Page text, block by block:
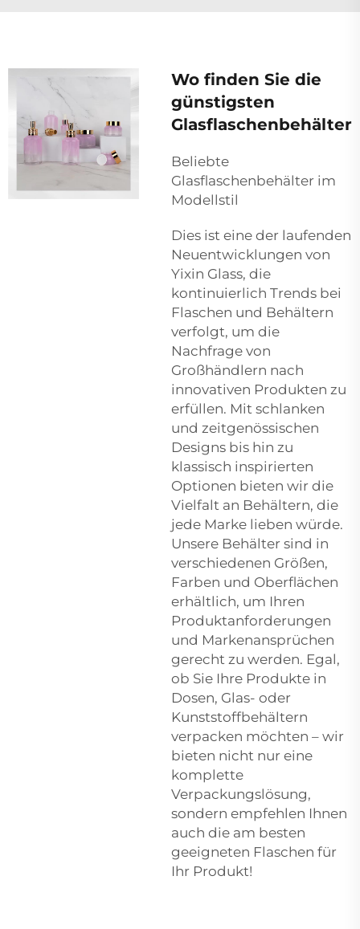
Wo finden Sie die
günstigsten
Glasflaschenbehälter
Beliebte
Glasflaschenbehälter im
Modellstil
Dies ist eine der laufenden
Neuentwicklungen von
Yixin Glass, die
kontinuierlich Trends bei
Flaschen und Behältern
verfolgt, um die
Nachfrage von
Großhändlern nach
innovativen Produkten zu
erfüllen. Mit schlanken
und zeitgenössischen
Designs bis hin zu
klassisch inspirierten
Optionen bieten wir die
Vielfalt an Behältern, die
jede Marke lieben würde.
Unsere Behälter sind in
verschiedenen Größen,
Farben und Oberflächen
erhältlich, um Ihren
Produktanforderungen
und Markenansprüchen
gerecht zu werden. Egal,
ob Sie Ihre Produkte in
Dosen, Glas- oder
Kunststoffbehältern
verpacken möchten – wir
bieten nicht nur eine
komplette
Verpackungslösung,
sondern empfehlen Ihnen
auch die am besten
geeigneten Flaschen für
Ihr Produkt!